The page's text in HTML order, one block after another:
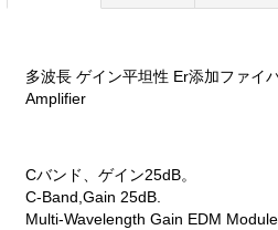
多波長 ゲイン平坦性 Er添加ファイ
Amplifier
Cバンド、ゲイン25dB。
C-Band,Gain 25dB.
Multi-Wavelength Gain EDM